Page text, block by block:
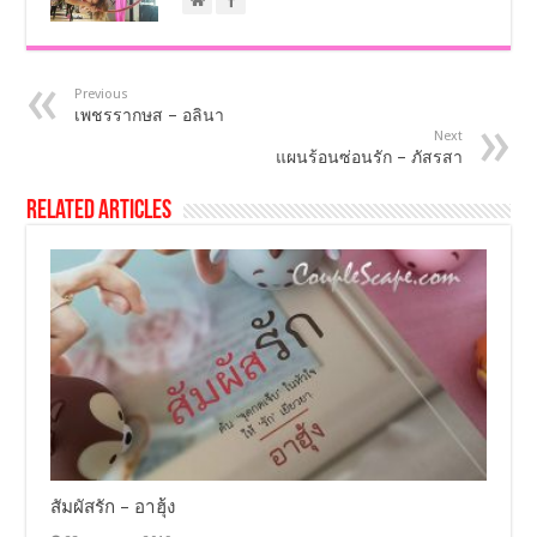
Previous
เพชรรากษส – อลินา
Next
แผนร้อนซ่อนรัก – ภัสรสา
Related Articles
สัมผัสรัก – อาฮุ้ง